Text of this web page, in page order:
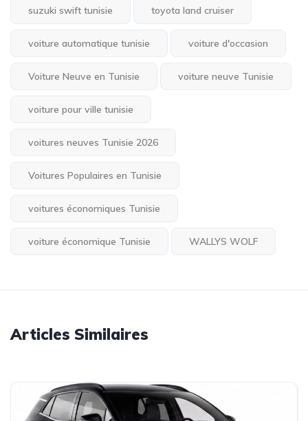
suzuki swift tunisie toyota land cruiser
voiture automatique tunisie voiture d'occasion
Voiture Neuve en Tunisie voiture neuve Tunisie
voiture pour ville tunisie
voitures neuves Tunisie 2026
Voitures Populaires en Tunisie
voitures économiques Tunisie
voiture économique Tunisie WALLYS WOLF
Articles Similaires